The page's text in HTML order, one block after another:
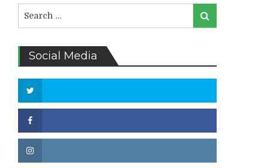
for:
Search
Social Media